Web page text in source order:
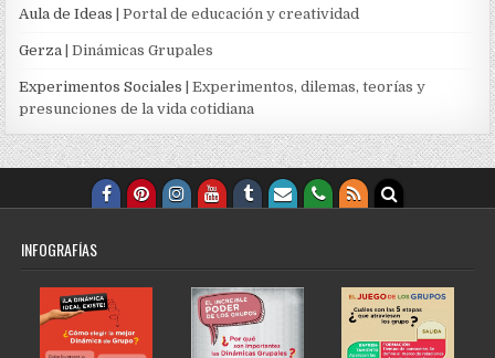
Aula de Ideas | Portal de educación y creatividad
Gerza | Dinámicas Grupales
Experimentos Sociales | Experimentos, dilemas, teorías y
presunciones de la vida cotidiana
INFOGRAFÍAS